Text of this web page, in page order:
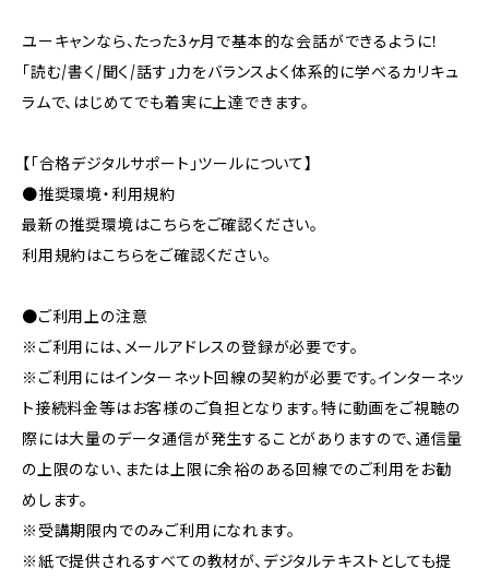
ユーキャンなら、たった3ヶ月で基本的な会話ができるように！
「読む/書く/聞く/話す」力をバランスよく体系的に学べるカリキュ
ラムで、はじめてでも着実に上達できます。
【「合格デジタルサポート」ツールについて】
●推奨環境・利用規約
最新の推奨環境はこちらをご確認ください。
利用規約はこちらをご確認ください。
●ご利用上の注意
※ご利用には、メールアドレスの登録が必要です。
※ご利用にはインターネット回線の契約が必要です。インターネッ
ト接続料金等はお客様のご負担となります。特に動画をご視聴の
際には大量のデータ通信が発生することがありますので、通信量
の上限のない、または上限に余裕のある回線でのご利用をお勧
めします。
※受講期限内でのみご利用になれます。
※紙で提供されるすべての教材が、デジタルテキストとしても提